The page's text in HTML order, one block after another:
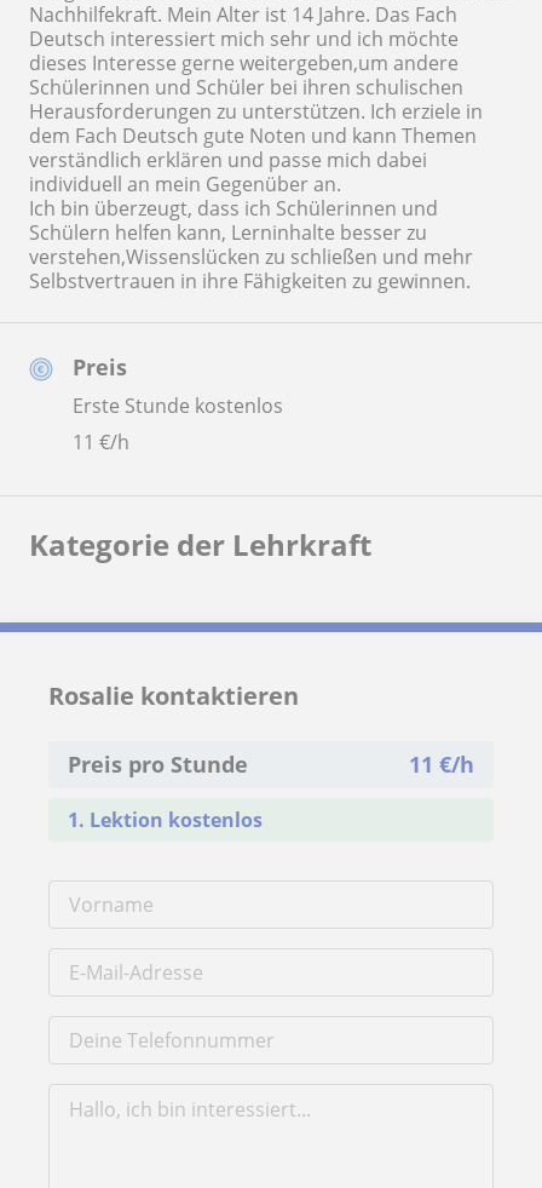
Preis
Erste Stunde kostenlos
11 €/h
Nachhilfekraft. Mein Alter ist 14 Jahre. Das Fach
Deutsch interessiert mich sehr und ich möchte
dieses Interesse gerne weitergeben,um andere
Schülerinnen und Schüler bei ihren schulischen
Herausforderungen zu unterstützen. Ich erziele in
dem Fach Deutsch gute Noten und kann Themen
verständlich erklären und passe mich dabei
individuell an mein Gegenüber an.
Ich bin überzeugt, dass ich Schülerinnen und
Schülern helfen kann, Lerninhalte besser zu
verstehen,Wissenslücken zu schließen und mehr
Selbstvertrauen in ihre Fähigkeiten zu gewinnen.
Kategorie der Lehrkraft
Rosalie kontaktieren
Preis pro Stunde 11 €/h
1. Lektion kostenlos